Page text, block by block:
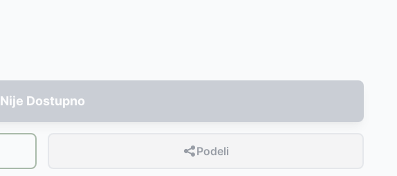
Nije Dostupno
Podeli